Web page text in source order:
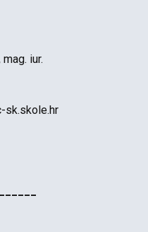
iur.
sk.skole.hr